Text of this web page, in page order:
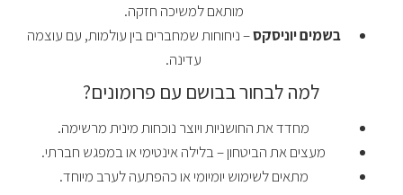
מותאם למשיכה חזקה.
בשמים יוניסקס– ניחוחות שמחברים בין עולמות, עם עוצמה
עדינה.
למה לבחור בבושם עם פרומונים?
מחדד את החושניות ויוצר נוכחות מינית מרשימה.
מעצים את הביטחון – בלילה אינטימי או במפגש חברתי.
מתאים לשימוש יומיומי או כהפתעה לערב מיוחד.